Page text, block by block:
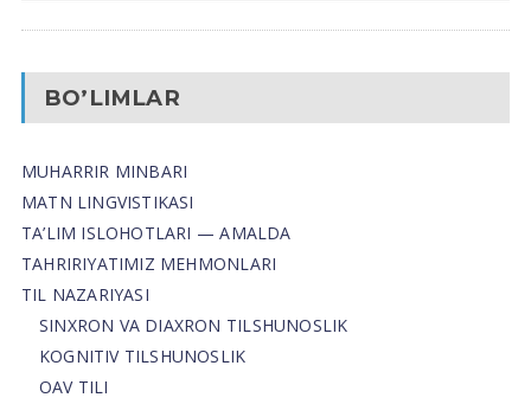
BO’LIMLAR
MUHARRIR MINBARI
MATN LINGVISTIKASI
TA’LIM ISLOHOTLARI — AMALDA
TAHRIRIYATIMIZ MEHMONLARI
TIL NAZARIYASI
SINXRON VA DIAXRON TILSHUNOSLIK
KOGNITIV TILSHUNOSLIK
OAV TILI